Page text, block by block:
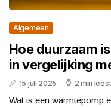
Algemeen
Hoe duurzaam
in vergelijking
15 juli 2025 2 min
Wat is een warmtepomp